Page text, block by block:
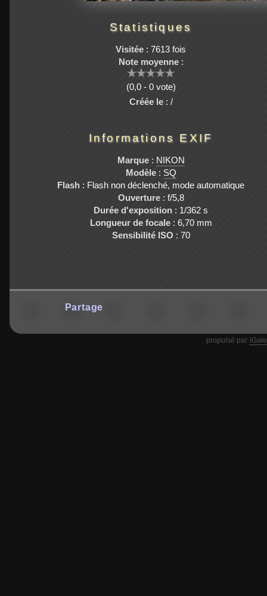
Statistiques
Visitée : 7613 fois
Note moyenne:
(0,0 - 0 vote)
Créée le: /
Informations EXIF
Marque: NIKON
Modèle: SQ
Flash : Flash non déclenché, mode automatique
Ouverture: f/5,8
Durée d'exposition : 1/362 s
Longueur de focale: 6,70 mm
Sensibilité ISO : 70
Partage
propulsé par